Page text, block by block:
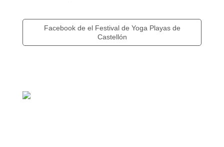
Facebook de el Festival de Yoga Playas de
Castellón